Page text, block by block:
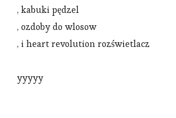
, kabuki pędzel
, ozdoby do wlosow
, i heart revolution rozświetlacz
yyyyy